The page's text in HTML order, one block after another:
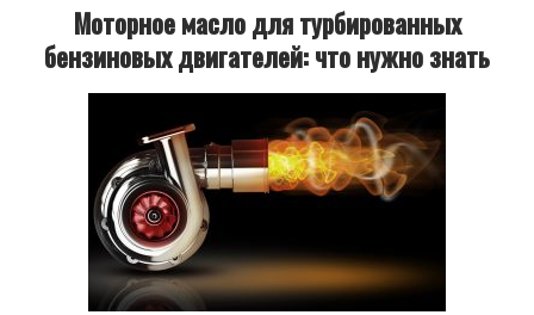
Моторное масло для турбированных
бензиновых двигателей: что нужно знать